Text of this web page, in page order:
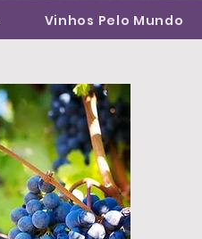
Vinhos Pelo Mundo